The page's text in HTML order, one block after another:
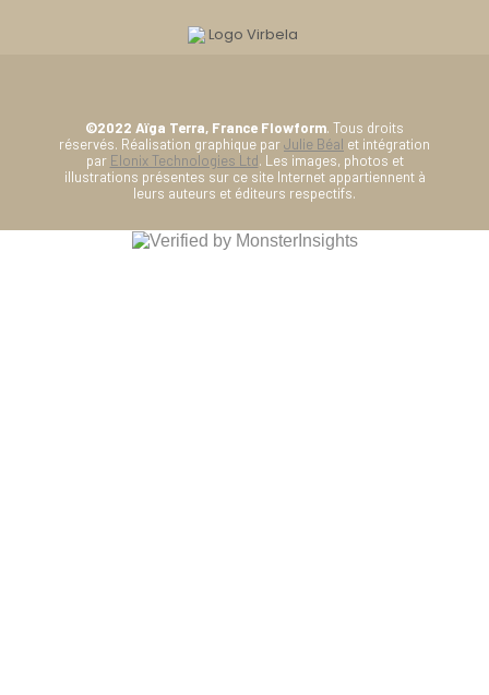
©2022 Aïga Terra, France Flowform. Tous droits
réservés. Réalisation graphique parJulie Béal et intégration
par Elonix Technologies Ltd. Les images, photos et
illustrations présentes sur ce site Internet appartiennent à
leurs auteurs et éditeurs respectifs.